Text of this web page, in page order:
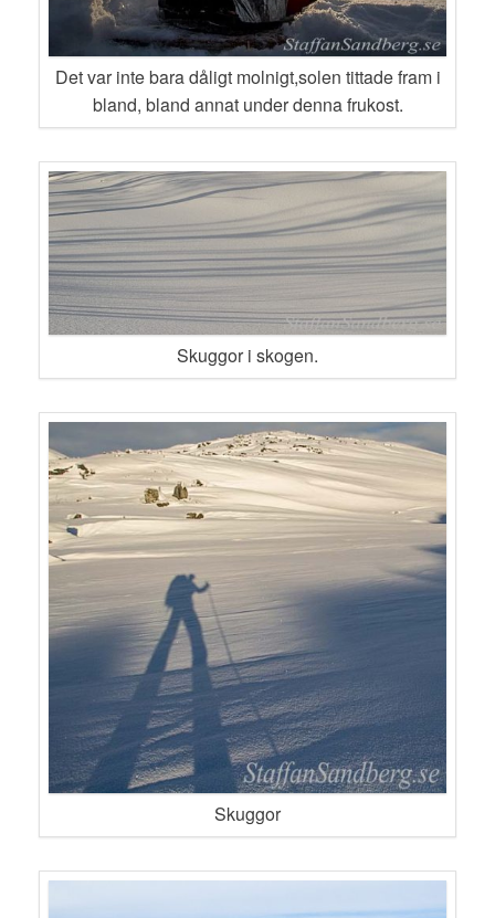
Det var inte bara dåligt molnigt,solen tittade fram i
bland, bland annat under denna frukost.
Skuggor i skogen.
Skuggor